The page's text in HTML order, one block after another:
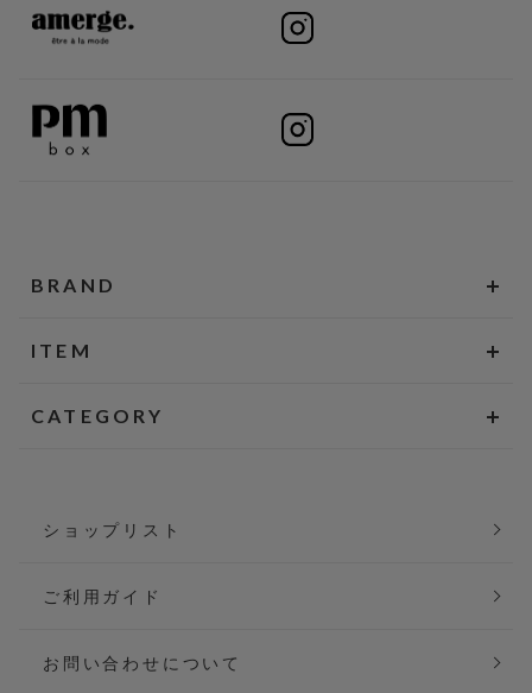
BRAND
ITEM
CATEGORY
ショップリスト
ご利用ガイド
お問い合わせについて